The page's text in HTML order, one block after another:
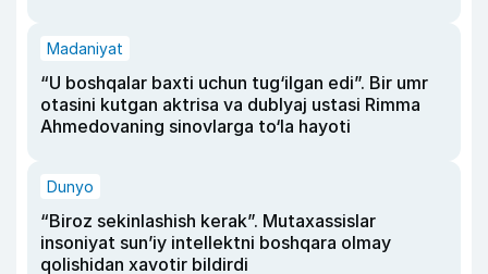
Madaniyat
“U boshqalar baxti uchun tug‘ilgan edi”. Bir umr
otasini kutgan aktrisa va dublyaj ustasi Rimma
Ahmedovaning sinovlarga to‘la hayoti
Dunyo
“Biroz sekinlashish kerak”. Mutaxassislar
insoniyat sun’iy intellektni boshqara olmay
qolishidan xavotir bildirdi